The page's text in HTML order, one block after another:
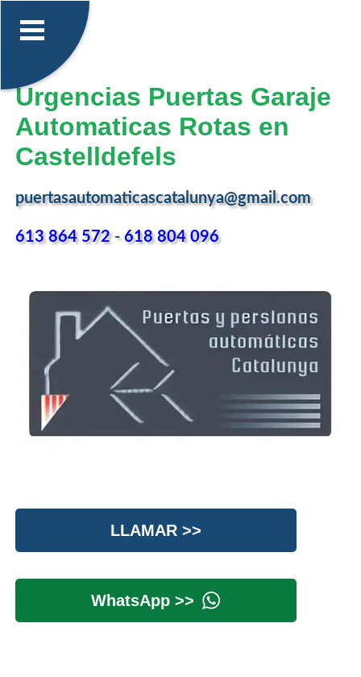
Urgencias Puertas Garaje
Automaticas Rotas en
Castelldefels
puertasautomaticascatalunya@gmail.com
613 864 572-618 804 096
LLAMAR >>
WhatsApp >>